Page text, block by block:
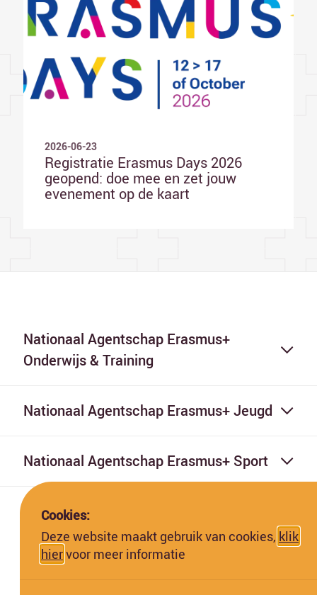
2026-06-23
Registratie Erasmus Days 2026
geopend: doe mee en zet jouw
evenement op de kaart
Nationaal Agentschap Erasmus+
Onderwijs & Training
Nationaal Agentschap Erasmus+ Jeugd
Nationaal Agentschap Erasmus+ Sport
Cookies:
Deze website maakt gebruik van cookies, klik
hiervoor meer informatie